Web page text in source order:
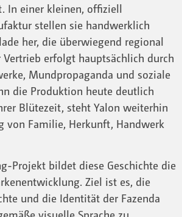
In einer kleinen, offiziell
stellen sie handwerklich
her, die überwiegend regional
erfolgt hauptsächlich durch
Mundpropaganda und soziale
die Produktion heute deutlich
Blütezeit, steht Yalon weiterhin
von Familie, Herkunft, Handwerk
Projekt bildet diese Geschichte die
Ziel ist es, die
und die Identität der Fazenda